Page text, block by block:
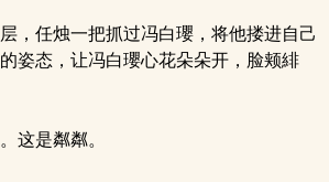
，任烛一把抓过冯白瓔，将他搂进自己
姿态，让冯白瓔心花朵朵开，脸颊緋
这是粼粼。